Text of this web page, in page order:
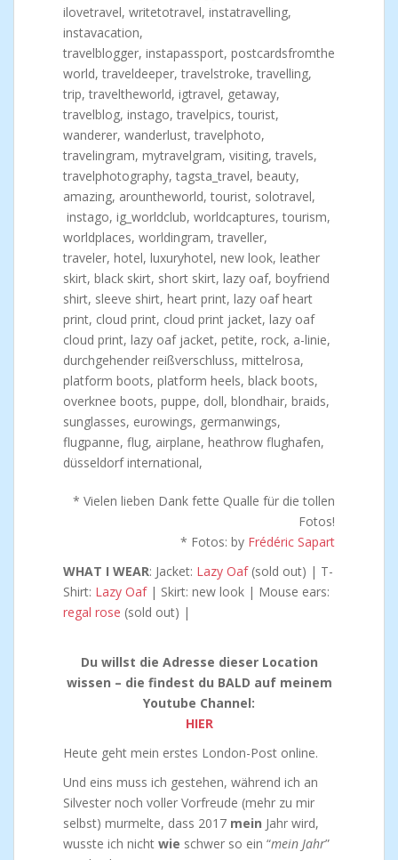
* Vielen lieben Dank fette Qualle für die tollen
Fotos!
* Fotos: by Frédéric Sapart
WHAT I WEAR: Jacket: Lazy Oaf (sold out) | T-
Shirt: Lazy Oaf | Skirt: new look | Mouse ears:
regal rose (sold out) |
Du willst die Adresse dieser Location
wissen – die findest du BALD auf meinem
Youtube Channel:
HIER
Heute geht mein erstes London-Post online.
Und eins muss ich gestehen, während ich an
Silvester noch voller Vorfreude (mehr zu mir
selbst) murmelte, dass 2017 mein Jahr wird,
wusste ich nicht wie schwer so ein “mein Jahr”